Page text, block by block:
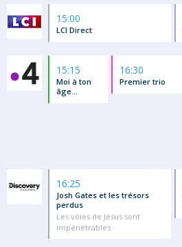
15:00
LCI Direct
15:15
Moi à ton
âge...
16:30
Premier trio
16:25
Josh Gates et les trésors
perdus
Les voies de Jésus sont
impénétrables